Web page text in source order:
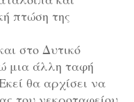
πτώση της
στο Δυτικό
μια άλλη ταφή
θα αρχίσει να